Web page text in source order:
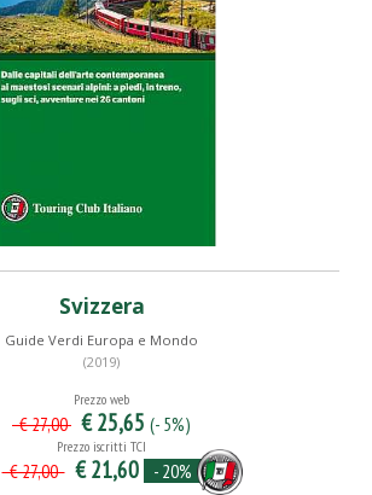
Svizzera
Guide Verdi Europa e Mondo
(2019)
Prezzo web
€ 27,00 € 25,65 (- 5%)
Prezzo iscritti TCI
€ 27,00 € 21,60 - 20%